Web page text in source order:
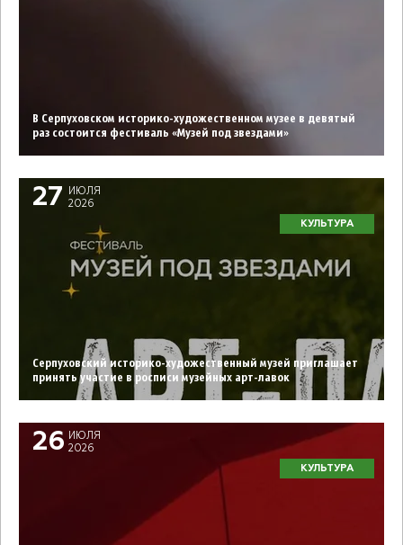
В Серпуховском историко-художественном музее в девятый
раз состоится фестиваль «Музей под звездами»
27
ИЮЛЯ
2026
КУЛЬТУРА
Серпуховский историко-художественный музей приглашает
принять участие в росписи музейных арт-лавок
26
ИЮЛЯ
2026
КУЛЬТУРА